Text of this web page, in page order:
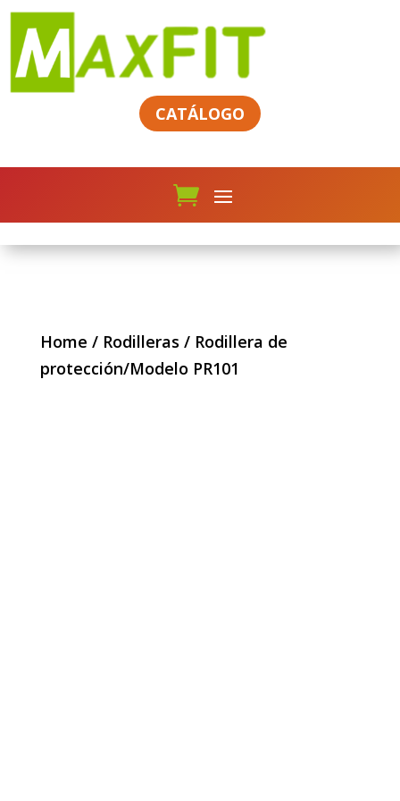
CATÁLOGO
Home / Rodilleras / Rodillera de
protección/Modelo PR101